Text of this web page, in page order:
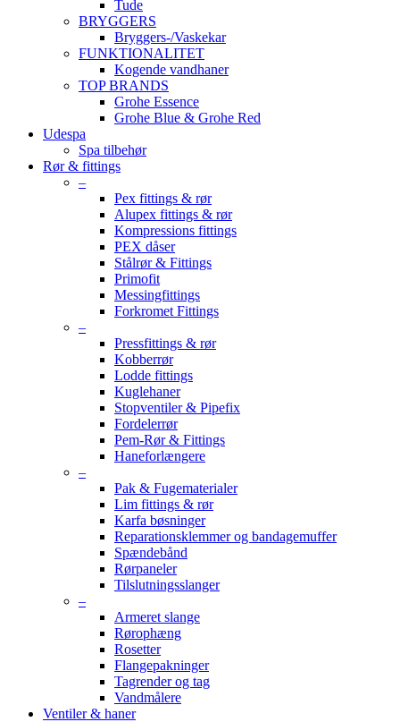
Tude
BRYGGERS
Bryggers-/Vaskekar
FUNKTIONALITET
Kogende vandhaner
TOP BRANDS
Grohe Essence
Grohe Blue & Grohe Red
Udespa
Spa tilbehør
Rør & fittings
–
Pex fittings & rør
Alupex fittings & rør
Kompressions fittings
PEX dåser
Stålrør & Fittings
Primofit
Messingfittings
Forkromet Fittings
–
Pressfittings & rør
Kobberrør
Lodde fittings
Kuglehaner
Stopventiler & Pipefix
Fordelerrør
Pem-Rør & Fittings
Haneforlængere
–
Pak & Fugematerialer
Lim fittings & rør
Karfa bøsninger
Reparationsklemmer og bandagemuffer
Spændebånd
Rørpaneler
Tilslutningsslanger
–
Armeret slange
Rørophæng
Rosetter
Flangepakninger
Tagrender og tag
Vandmålere
Ventiler & haner